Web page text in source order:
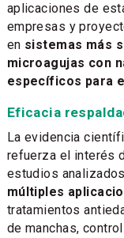
aplicaciones de
empresas y
en sistemas más
microagujas con
específicos para
Eficacia
La evidencia
refuerza el interés
estudios
múltiples
tratamientos
de manchas,